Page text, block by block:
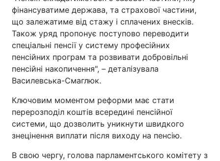
фінансуватиме держава, та страхової частини,
що залежатиме від стажу і сплачених внесків.
Також уряд пропонує поступово переводити
спеціальні пенсії у систему професійних
пенсійних програм та розвивати добровільні
пенсійні накопичення", – деталізувала
Василевська-Смаглюк.
Ключовим моментом реформи має стати
перерозподіл коштів всередині пенсійної
системи, що дозволить уникнути швидкого
знецінення виплати після виходу на пенсію.
В свою чергу, голова парламентського комітету з